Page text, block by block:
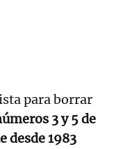
para borrar
3 y 5 de
desde 1983